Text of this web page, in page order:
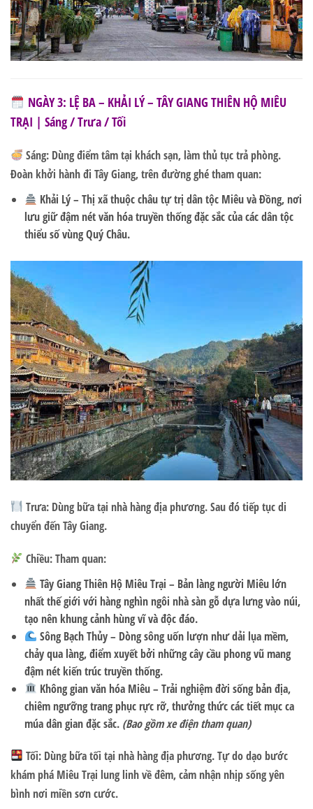
NGÀY 3: LỆ BA – KHẢI LÝ – TÂY GIANG THIÊN HỘ MIÊU
TRẠI | Sáng / Trưa / Tối
Sáng: Dùng điểm tâm tại khách sạn, làm thủ tục trả phòng.
Đoàn khởi hành đi Tây Giang, trên đường ghé tham quan:
Khải Lý– Thị xã thuộc châu tự trị dân tộc Miêu và Đồng, nơi
lưu giữ đậm nét văn hóa truyền thống đặc sắc của các dân tộc
thiểu số vùng Quý Châu.
Trưa: Dùng bữa tại nhà hàng địa phương. Sau đó tiếp tục di
chuyển đến Tây Giang.
Chiều:Tham quan:
Tây Giang Thiên Hộ Miêu Trại – Bản làng người Miêu lớn
nhất thế giới với hàng nghìn ngôi nhà sàn gỗ dựa lưng vào núi,
tạo nên khung cảnh hùng vĩ và độc đáo.
Sông Bạch Thủy– Dòng sông uốn lượn như dải lụa mềm,
chảy qua làng, điểm xuyết bởi những cây cầu phong vũ mang
đậm nét kiến trúc truyền thống.
Không gian văn hóa Miêu– Trải nghiệm đời sống bản địa,
chiêm ngưỡng trang phục rực rỡ, thưởng thức các tiết mục ca
múa dân gian đặc sắc. (Bao gồm xe điện tham quan)
Tối: Dùng bữa tối tại nhà hàng địa phương. Tự do dạo bước
khám phá Miêu Trại lung linh về đêm, cảm nhận nhịp sống yên
bình nơi miền sơn cước.